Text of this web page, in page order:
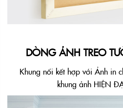
DÒNG ẢNH TREO
Khung nổi kết hợp với Ảnh in
khung ảnh HIỆN